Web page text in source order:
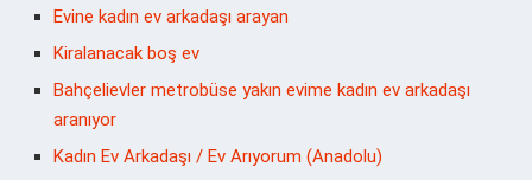
Evine kadın ev arkadaşı arayan
Kiralanacak boş ev
Bahçelievler metrobüse yakın evime kadın ev arkadaşı
aranıyor
Kadın Ev Arkadaşı / Ev Arıyorum (Anadolu)